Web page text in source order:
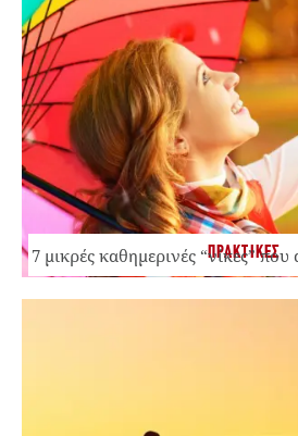
ΠΡΑΚΤΙΚΕΣ
7 μικρές καθημερινές “νίκες”